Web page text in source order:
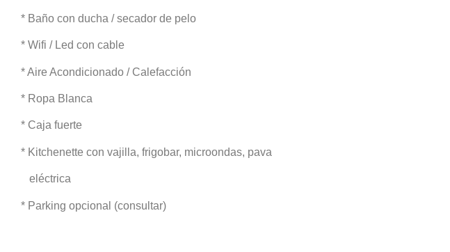
* Baño con ducha / secador de pelo
* Wifi / Led con cable
* Aire Acondicionado / Calefacción
* Ropa Blanca
* Caja fuerte
* Kitchenette con vajilla, frigobar, microondas, pava
eléctrica
* Parking opcional (consultar)